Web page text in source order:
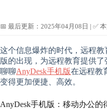
📅 最后更新：2025年04月08日 | ✅
这个信息爆炸的时代，远程
版的出现，为远程教育提供
聊聊AnyDesk手机版在远程教
变得更加便捷、高效。
AnyDesk手机版：移动办公的